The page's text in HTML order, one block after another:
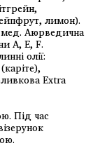
лимон).
Аюрведична
А, Е, F.
олії:
Extra
Під час